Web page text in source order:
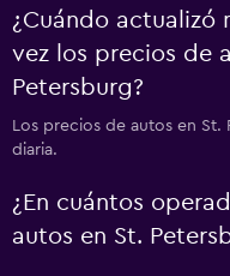
¿Cuándo actualizó
vez los precios de
Petersburg?
Los precios de autos en St.
diaria.
¿En cuántos
autos en St.